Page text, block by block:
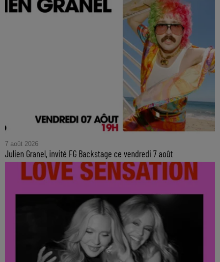
7 août 2026
Julien Granel, invité FG Backstage ce vendredi 7 août